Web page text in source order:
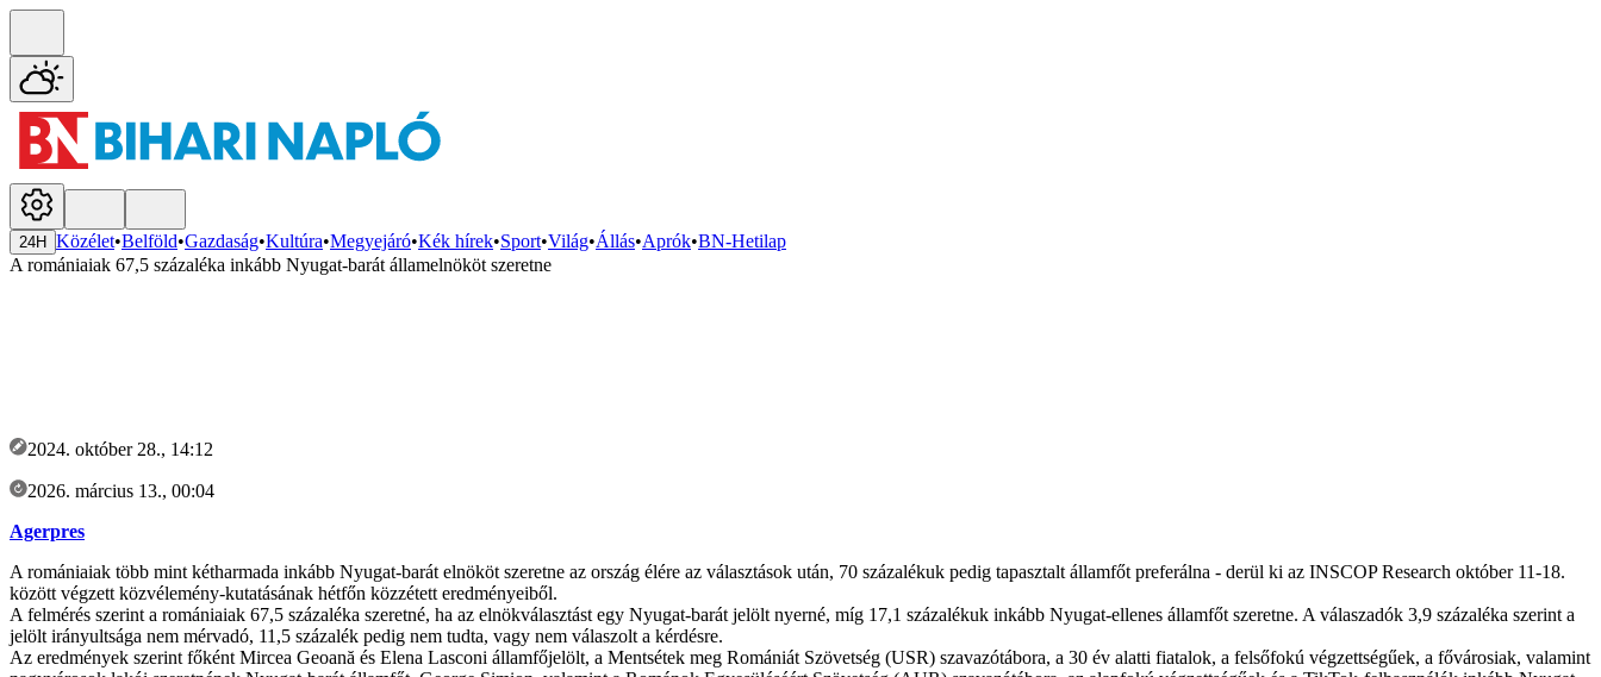
24H Közélet•Belföld•Gazdaság•Kultúra•Megyejáró•Kék hírek•Sport•Világ•Állás•Aprók•BN-Hetilap
A romániaiak 67,5 százaléka inkább Nyugat-barát államelnököt szeretne
2024. október 28., 14:12
2026. március 13., 00:04
Agerpres
A romániaiak több mint kétharmada inkább Nyugat-barát elnököt szeretne az ország élére az választások után, 70 százalékuk pedig tapasztalt államfőt preferálna - derül ki az INSCOP Research október 11-18.
között végzett közvélemény-kutatásának hétfőn közzétett eredményeiből.
A felmérés szerint a romániaiak 67,5 százaléka szeretné, ha az elnökválasztást egy Nyugat-barát jelölt nyerné, míg 17,1 százalékuk inkább Nyugat-ellenes államfőt szeretne. A válaszadók 3,9 százaléka szerint a
jelölt irányultsága nem mérvadó, 11,5 százalék pedig nem tudta, vagy nem válaszolt a kérdésre.
Az eredmények szerint főként Mircea Geoană és Elena Lasconi államfőjelölt, a Mentsétek meg Romániát Szövetség (USR) szavazótábora, a 30 év alatti fiatalok, a felsőfokú végzettségűek, a fővárosiak, valamint